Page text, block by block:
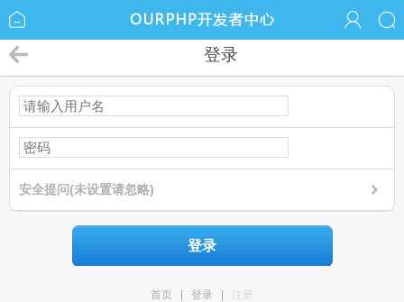
登录
安全提问(未设置请忽略)
登录
首页 登录
注册